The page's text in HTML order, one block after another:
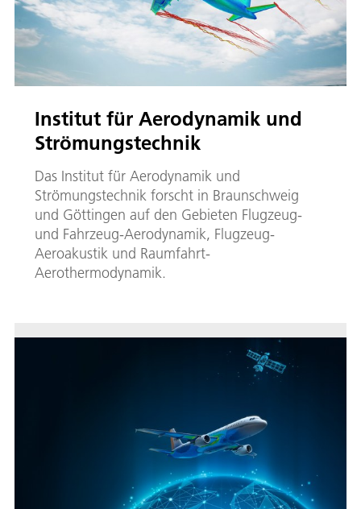
Institut für Aerodynamik und
Strömungstechnik
Das Institut für Aerodynamik und
Strömungstechnik forscht in Braunschweig
und Göttingen auf den Gebieten Flugzeug-
und Fahrzeug-Aerodynamik, Flugzeug-
Aeroakustik und Raumfahrt-
Aerothermodynamik.